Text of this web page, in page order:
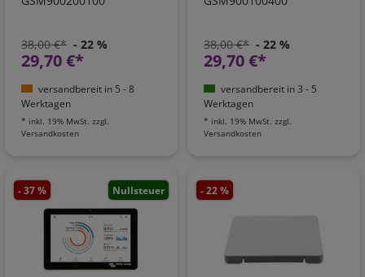
38,00 €* - 22 %
29,70 €*
versandbereit in 5 - 8
Werktagen
* inkl. 19% MwSt. zzgl.
Versandkosten
38,00 €* - 22 %
29,70 €*
versandbereit in 3 - 5
Werktagen
* inkl. 19% MwSt. zzgl.
Versandkosten
- 37 % Nullsteuer - 22 %